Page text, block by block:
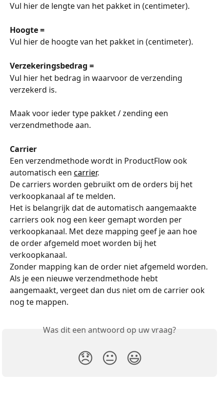
Vul hier de lengte van het pakket in (centimeter).
Hoogte =
Vul hier de hoogte van het pakket in (centimeter).
Verzekeringsbedrag =
Vul hier het bedrag in waarvoor de verzending
verzekerd is.
Maak voor ieder type pakket / zending een
verzendmethode aan.
Carrier
Een verzendmethode wordt in ProductFlow ook
automatisch een carrier.
De carriers worden gebruikt om de orders bij het
verkoopkanaal af te melden.
Het is belangrijk dat de automatisch aangemaakte
carriers ook nog een keer gemapt worden per
verkoopkanaal. Met deze mapping geef je aan hoe
de order afgemeld moet worden bij het
verkoopkanaal.
Zonder mapping kan de order niet afgemeld worden.
Als je een nieuwe verzendmethode hebt
aangemaakt, vergeet dan dus niet om de carrier ook
nog te mappen.
Was dit een antwoord op uw vraag?
😞 😐 😃